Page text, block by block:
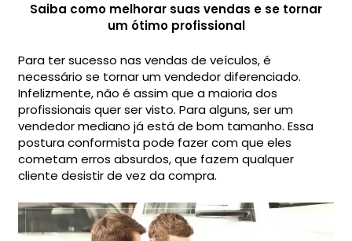
Saiba como melhorar suas vendas e se tornar
um ótimo profissional
Para ter sucesso nas vendas de veículos, é
necessário se tornar um vendedor diferenciado.
Infelizmente, não é assim que a maioria dos
profissionais quer ser visto. Para alguns, ser um
vendedor mediano já está de bom tamanho. Essa
postura conformista pode fazer com que eles
cometam erros absurdos, que fazem qualquer
cliente desistir de vez da compra.